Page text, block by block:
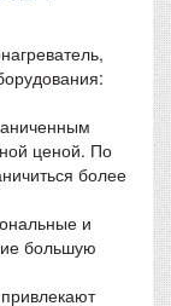
ценой. По
более
и
большую